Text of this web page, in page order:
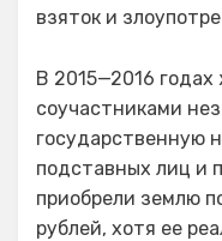
взяток и
В 2015—2016
соучастниками
государственную
подставных лиц и
приобрели землю
рублей, хотя ее